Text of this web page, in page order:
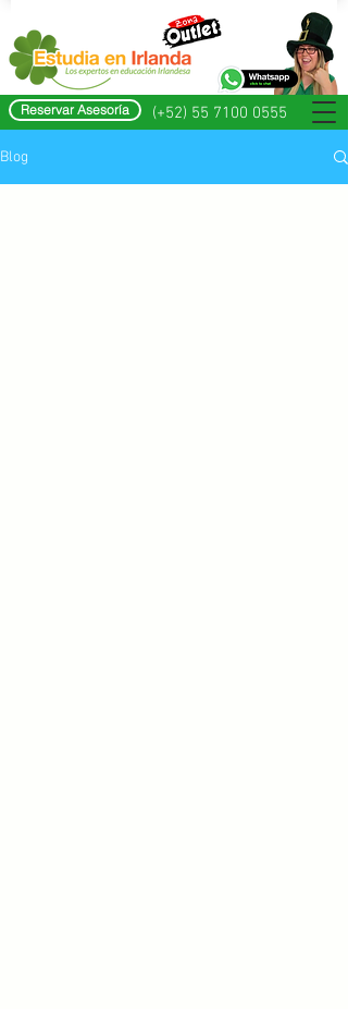
Reservar Asesoría (+52) 55 7100 0555
Blog